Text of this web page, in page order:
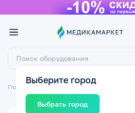
Выберите город
Выбрать город
Главная Товары для беременных и